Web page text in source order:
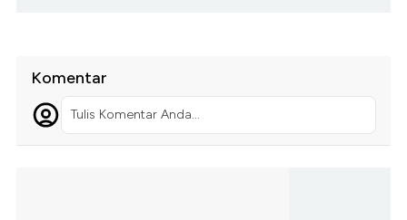
Komentar
Tulis Komentar Anda...